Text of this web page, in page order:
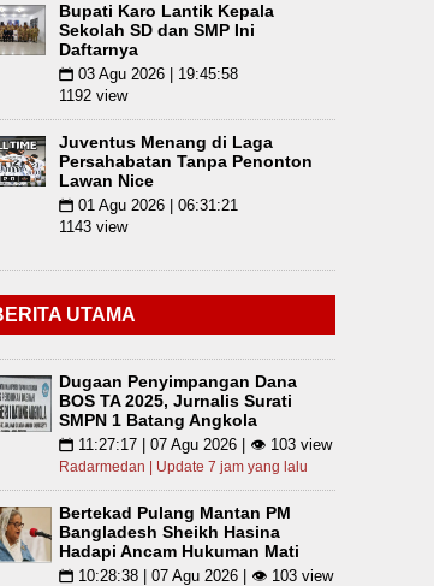
Bupati Karo Lantik Kepala
Sekolah SD dan SMP Ini
Daftarnya
📅 03 Agu 2026 | 19:45:58
1192 view
Juventus Menang di Laga
Persahabatan Tanpa Penonton
Lawan Nice
📅 01 Agu 2026 | 06:31:21
1143 view
UTAMA
Dugaan Penyimpangan Dana
BOS TA 2025, Jurnalis Surati
SMPN 1 Batang Angkola
📅 11:27:17 | 07 Agu 2026 | 👁 103 view
Radarmedan | Update 7 jam yang lalu
Bertekad Pulang Mantan PM
Bangladesh Sheikh Hasina
Hadapi Ancam Hukuman Mati
📅 10:28:38 | 07 Agu 2026 | 👁 103 view